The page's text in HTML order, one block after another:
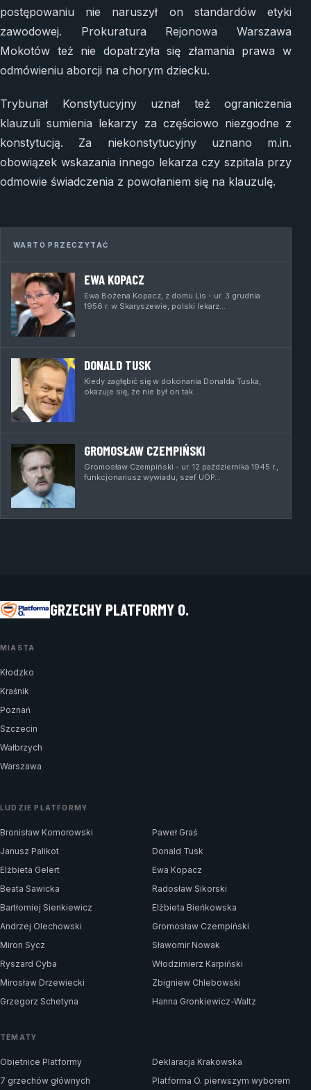
postępowaniu nie naruszył on standardów etyki
zawodowej. Prokuratura Rejonowa Warszawa
Mokotów też nie dopatrzyła się złamania prawa w
odmówieniu aborcji na chorym dziecku.
Trybunał Konstytucyjny uznał też ograniczenia
klauzuli sumienia lekarzy za częściowo niezgodne z
konstytucją. Za niekonstytucyjny uznano m.in.
obowiązek wskazania innego lekarza czy szpitala przy
odmowie świadczenia z powołaniem się na klauzulę.
WARTO PRZECZYTAĆ
EWA KOPACZ
Ewa Bożena Kopacz, z domu Lis - ur. 3 grudnia
1956 r. w Skaryszewie, polski lekarz…
DONALD TUSK
Kiedy zagłębić się w dokonania Donalda Tuska,
okazuje się, że nie był on tak…
GROMOSŁAW CZEMPIŃSKI
Gromosław Czempiński - ur. 12 października 1945 r.,
funkcjonariusz wywiadu, szef UOP…
GRZECHY PLATFORMY O.
MIASTA
Kłodzko
Kraśnik
Poznań
Szczecin
Wałbrzych
Warszawa
LUDZIE PLATFORMY
Bronisław Komorowski
Paweł Graś
Janusz Palikot
Donald Tusk
Elżbieta Gelert
Ewa Kopacz
Beata Sawicka
Radosław Sikorski
Bartłomiej Sienkiewicz
Elżbieta Bieńkowska
Andrzej Olechowski
Gromosław Czempiński
Miron Sycz
Sławomir Nowak
Ryszard Cyba
Włodzimierz Karpiński
Mirosław Drzewiecki
Zbigniew Chlebowski
Grzegorz Schetyna
Hanna Gronkiewicz-Waltz
TEMATY
Obietnice Platformy
Deklaracja Krakowska
7 grzechów głównych
Platforma O. pierwszym wyborem